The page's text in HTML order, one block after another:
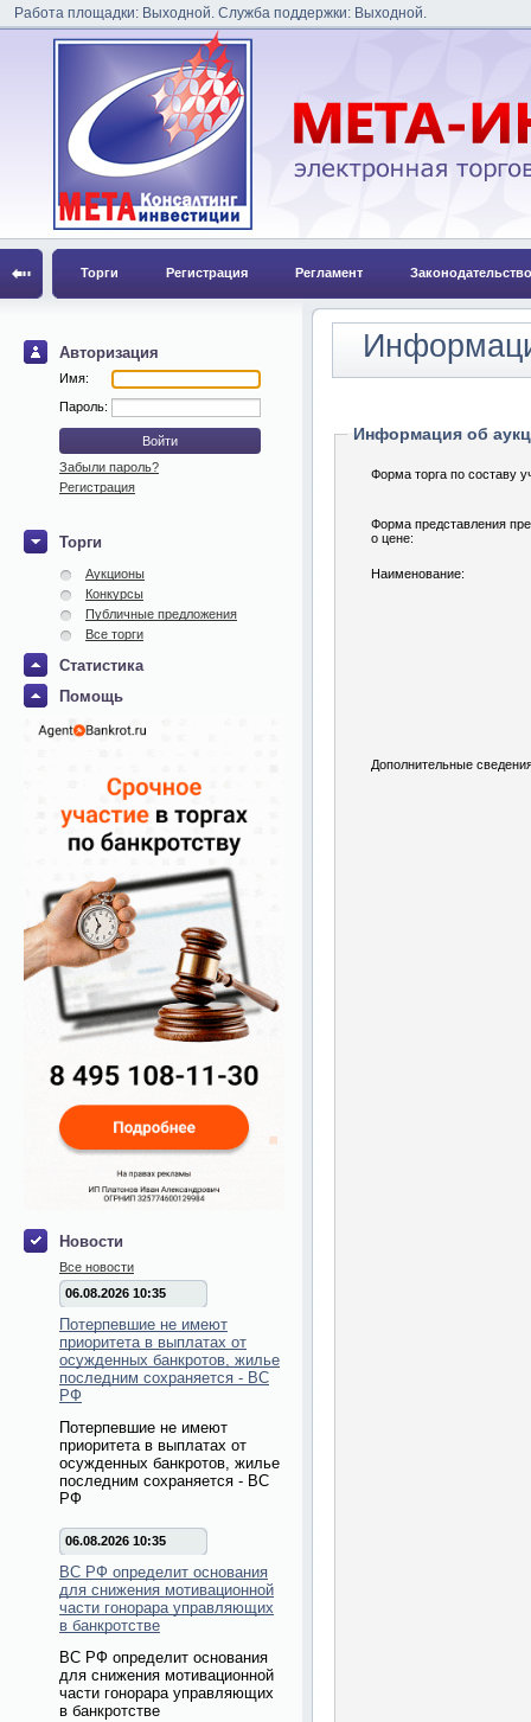
Работа площадки: Выходной. Служба поддержки: Выходной.
Торги Регистрация Регламент Законодательство
Авторизация
Имя:
Пароль:
Забыли пароль?
Регистрация
Торги
Аукционы
Конкурсы
Публичные предложения
Все торги
Статистика
Помощь
Новости
Все новости
06.08.2026 10:35
Потерпевшие не имеют
приоритета в выплатах от
осужденных банкротов, жилье
последним сохраняется - ВС
РФ
Потерпевшие не имеют
приоритета в выплатах от
осужденных банкротов, жилье
последним сохраняется - ВС
РФ
06.08.2026 10:35
ВС РФ определит основания
для снижения мотивационной
части гонорара управляющих
в банкротстве
ВС РФ определит основания
для снижения мотивационной
части гонорара управляющих
в банкротстве
Информация об
Форма торга по составу
Форма представления
о цене:
Наименование:
Дополнительные